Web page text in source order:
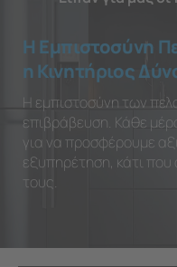
Η Εμπιστοσύνη
η Κινητήριος
Η εμπιστοσύνη των
επιβράβευση. Κάθε
για να προσφέρουμε
εξυπηρέτηση, κάτι που
τους.